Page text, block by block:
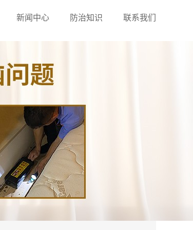
新闻中心 防治知识 联系我们